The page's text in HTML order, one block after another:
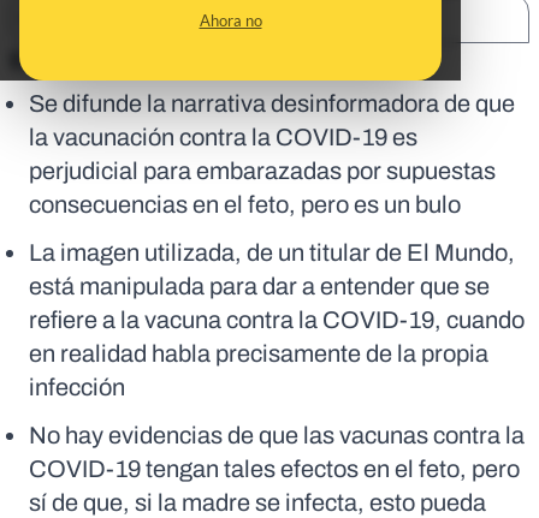
Ahora no
En corto:
Se difunde la narrativa desinformadora de que
la vacunación contra la COVID-19 es
perjudicial para embarazadas por supuestas
consecuencias en el feto, pero es un bulo
La imagen utilizada, de un titular de El Mundo,
está manipulada para dar a entender que se
refiere a la vacuna contra la COVID-19, cuando
en realidad habla precisamente de la propia
infección
No hay evidencias de que las vacunas contra la
COVID-19 tengan tales efectos en el feto, pero
sí de que, si la madre se infecta, esto pueda